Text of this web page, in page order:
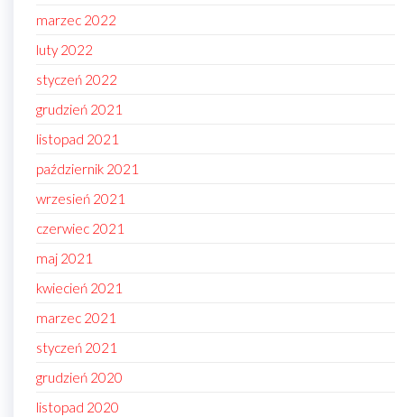
marzec 2022
luty 2022
styczeń 2022
grudzień 2021
listopad 2021
październik 2021
wrzesień 2021
czerwiec 2021
maj 2021
kwiecień 2021
marzec 2021
styczeń 2021
grudzień 2020
listopad 2020